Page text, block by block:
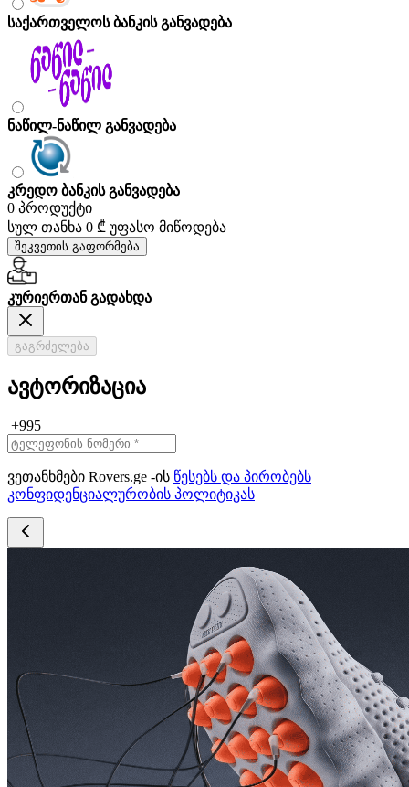
საქართველოს ბანკის განვადება
ნაწილ-ნაწილ განვადება
კრედო ბანკის განვადება
0 პროდუქტი
სულ თანხა 0 ₾ უფასო მიწოდება
შეკვეთის გაფორმება
კურიერთან გადახდა
გაგრძელება
ავტორიზაცია
+995
ვეთანხმები Rovers.ge -ის წესებს და პირობებს
კონფიდენციალურობის პოლიტიკას